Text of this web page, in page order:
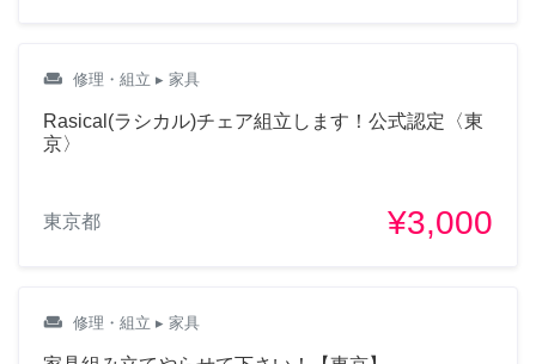
weekend 修理・組立 ▸ 家具
Rasical(ラシカル)チェア組立します！公式認定〈東
京〉
東京都 ¥3,000
weekend 修理・組立 ▸ 家具